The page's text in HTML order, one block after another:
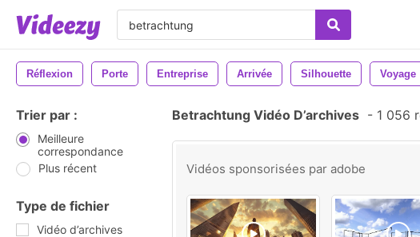
Réflexion Porte Entreprise Arrivée Silhouette Voyage
Trier par :
Meilleure
correspondance
Plus récent
Type de fichier
Vidéo d’archives
Betrachtung Vidéo D’archives - 1 056
Vidéos sponsorisées par adobe